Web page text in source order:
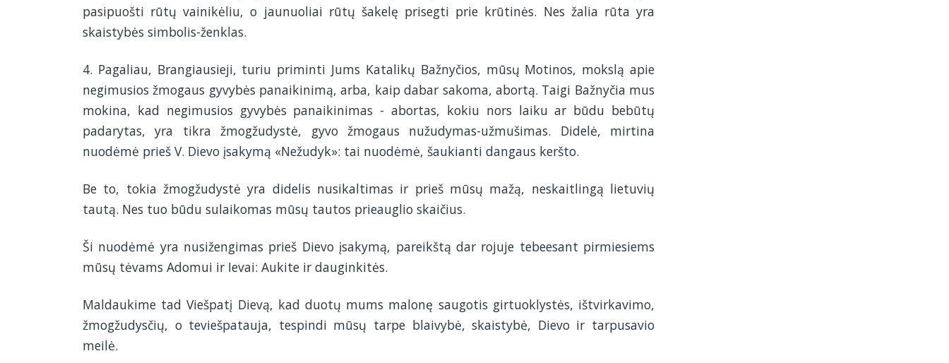
pasipuošti rūtų vainikėliu, o jaunuoliai rūtų šakelę prisegti prie krūtinės. Nes žalia rūta yra
skaistybės simbolis-ženklas.
4. Pagaliau, Brangiausieji, turiu priminti Jums Katalikų Bažnyčios, mūsų Motinos, mokslą apie
negimusios žmogaus gyvybės panaikinimą, arba, kaip dabar sakoma, abortą. Taigi Bažnyčia mus
mokina, kad negimusios gyvybės panaikinimas - abortas, kokiu nors laiku ar būdu bebūtų
padarytas, yra tikra žmogžudystė, gyvo žmogaus nužudymas-užmušimas. Didelė, mirtina
nuodėmė prieš V. Dievo įsakymą «Nežudyk»: tai nuodėmė, šaukianti dangaus keršto.
Be to, tokia žmogžudystė yra didelis nusikaltimas ir prieš mūsų mažą, neskaitlingą lietuvių
tautą. Nes tuo būdu sulaikomas mūsų tautos prieauglio skaičius.
Ši nuodėmė yra nusižengimas prieš Dievo įsakymą, pareikštą dar rojuje tebeesant pirmiesiems
mūsų tėvams Adomui ir Ievai: Aukite ir dauginkitės.
Maldaukime tad Viešpatį Dievą, kad duotų mums malonę saugotis girtuoklystės, ištvirkavimo,
žmogžudysčių, o teviešpatauja, tespindi mūsų tarpe blaivybė, skaistybė, Dievo ir tarpusavio
meilė.